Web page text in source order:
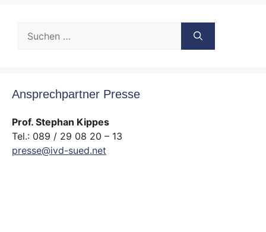
nach:
Ansprechpartner Presse
Prof. Stephan Kippes
Tel.: 089 / 29 08 20 – 13
presse@ivd-sued.net